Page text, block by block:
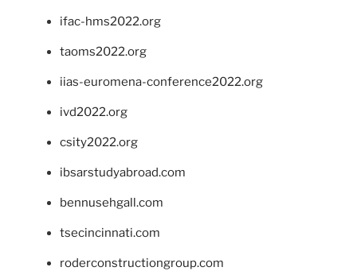
ifac-hms2022.org
taoms2022.org
iias-euromena-conference2022.org
ivd2022.org
csity2022.org
ibsarstudyabroad.com
bennusehgall.com
tsecincinnati.com
roderconstructiongroup.com